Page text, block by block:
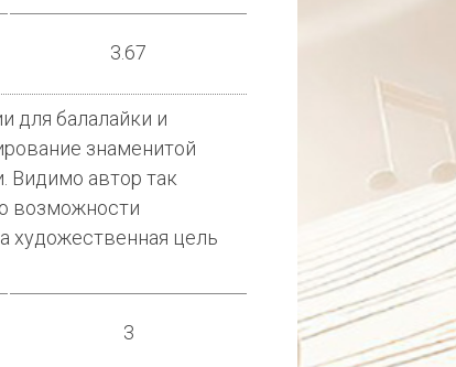
3.67
для балалайки и
знаменитой
Видимо автор так
возможности
художественная цель
3